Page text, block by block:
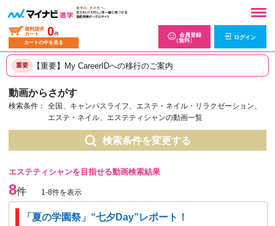
資料請求
カート
0件
カートの中を見る
会員登録
（無料）
ログイン
重要 【重要】My CareerIDへの移行のご案内
動画からさがす
検索条件：
全国、キャンパスライフ、エステ・ネイル・リラクゼーション、
エステ・ネイル、エステティシャンの動画一覧
検索条件を変更する
エステティシャンを目指せる動画検索結果
8件 1-8件を表示
「夏の学園祭」“七夕Day”レポート！